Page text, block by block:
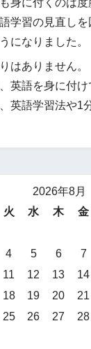
学習の見直し
になりました。
はありません。
英語を身に付
英語学習法や1
2026年8月
火 水 木 金
4 5 6 7
11 12 13 14
18 19 20 21
25 26 27 28